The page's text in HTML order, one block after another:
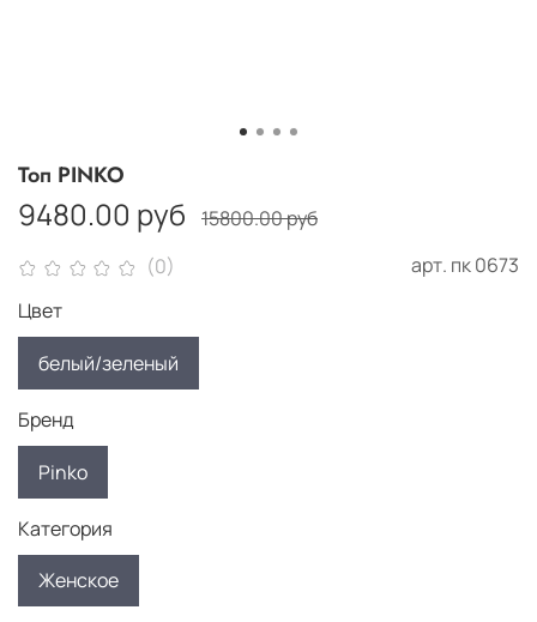
(0) арт. пк 0673
Топ PINKO
9480.00 руб 15800.00 руб
Цвет
белый/зеленый
Бренд
Pinko
Категория
Женское